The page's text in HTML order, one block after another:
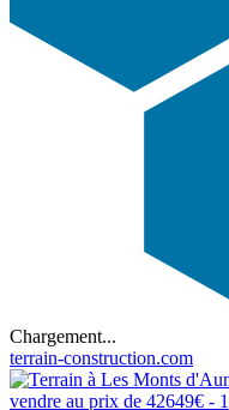
Chargement...
terrain-construction.com